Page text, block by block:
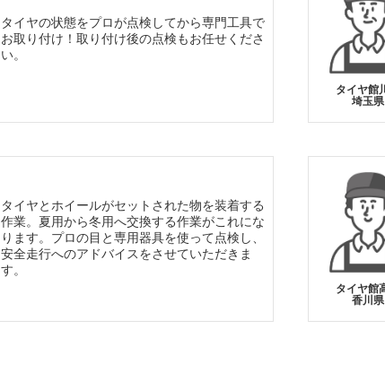
タイヤの状態をプロが点検してから専門工具で
お取り付け！取り付け後の点検もお任せくださ
い。
タイヤ館
埼玉県
タイヤとホイールがセットされた物を装着する
作業。夏用から冬用へ交換する作業がこれにな
ります。プロの目と専用器具を使って点検し、
安全走行へのアドバイスをさせていただきま
す。
タイヤ館
香川県